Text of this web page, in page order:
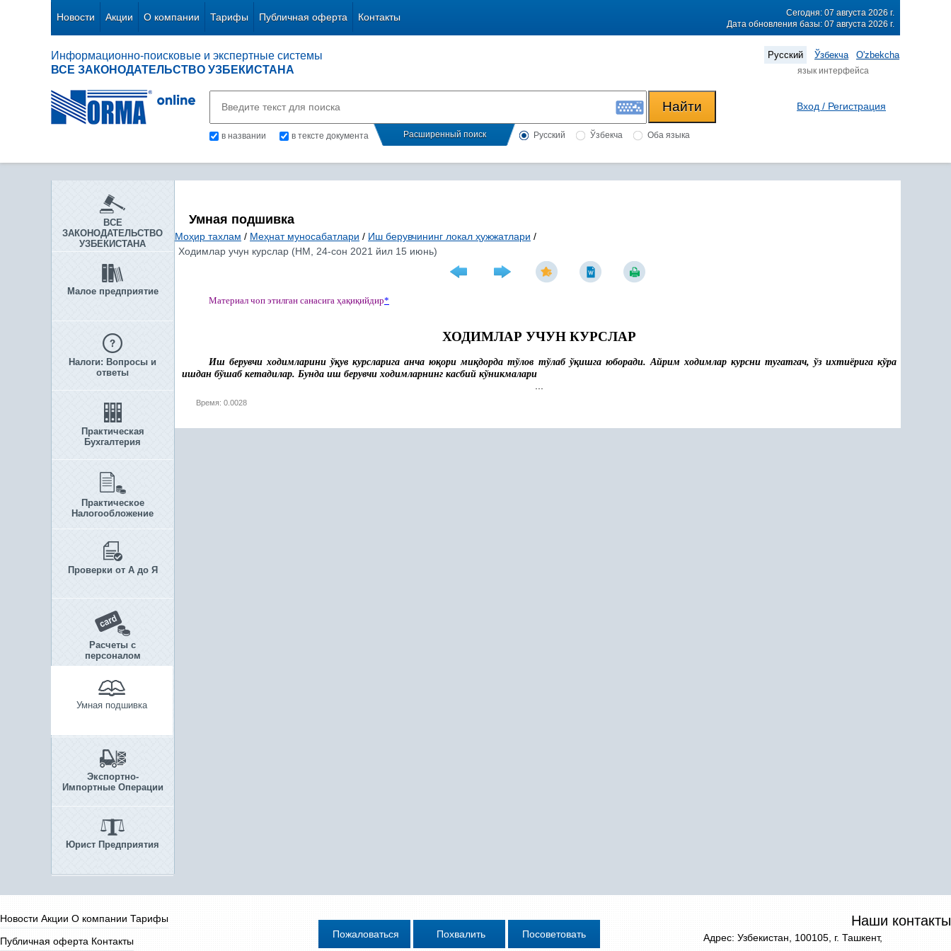
Новости Акции О компании Тарифы Публичная оферта Контакты
Сегодня: 07 августа 2026 г.
Дата обновления базы: 07 августа 2026 г.
Информационно-поисковые и экспертные системы
ВСЕ ЗАКОНОДАТЕЛЬСТВО УЗБЕКИСТАНА
Русский Ўзбекча O'zbekcha
язык интерфейса
в названии в тексте документа Расширенный поиск Русский Ўзбекча Оба языка
Вход / Регистрация
ВСЕ
ЗАКОНОДАТЕЛЬСТВО
УЗБЕКИСТАНА
Малое предприятие
Налоги: Вопросы и
ответы
Практическая
Бухгалтерия
Практическое
Налогообложение
Проверки от А до Я
Расчеты с
персоналом
Умная подшивка
Экспортно-
Импортные Операции
Юрист Предприятия
Умная подшивка
Моҳир тахлам / Меҳнат муносабатлари / Иш берувчининг локал ҳужжатлари /
Ходимлар учун курслар (НМ, 24-сон 2021 йил 15 июнь)
Материал чоп этилган санасига ҳақиқийдир*
ХОДИМЛАР УЧУН КУРСЛАР
Иш берувчи ходимларини ўқув курсларига анча юқори миқдорда тўлов тўлаб ўқишга юборади. Айрим ходимлар курсни тугатгач, ўз ихтиёрига кўра
ишдан бўшаб кетадилар. Бунда иш берувчи ходимларнинг касбий кўникмалари
Время: 0.0028
Новости Акции О компании Тарифы
Публичная оферта Контакты
Наши контакты
Адрес: Узбекистан, 100105, г. Ташкент,